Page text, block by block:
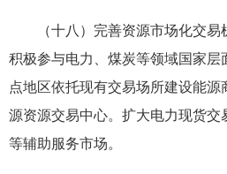
（十八）完善资源市场化交易
积极参与电力、煤炭等领域国家层
点地区依托现有交易场所建设能
源资源交易中心。扩大电力现货交
等辅助服务市场。